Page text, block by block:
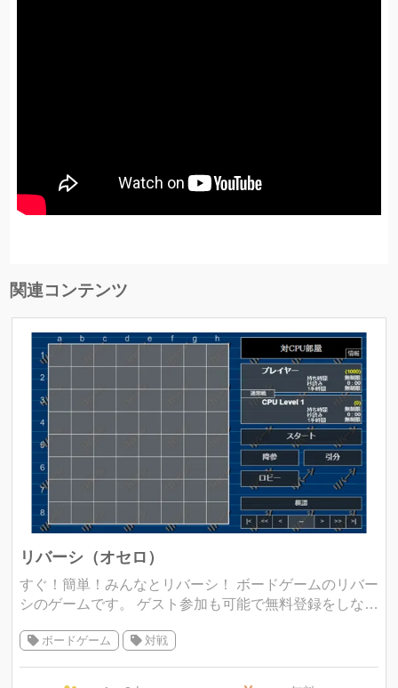
関連コンテンツ
リバーシ（オセロ）
すぐ！簡単！みんなとリバーシ！ ボードゲームのリバー
シのゲームです。 ゲスト参加も可能で無料登録をしなく
す。 リバーシの操作方法は、マ
ボードゲーム 対戦